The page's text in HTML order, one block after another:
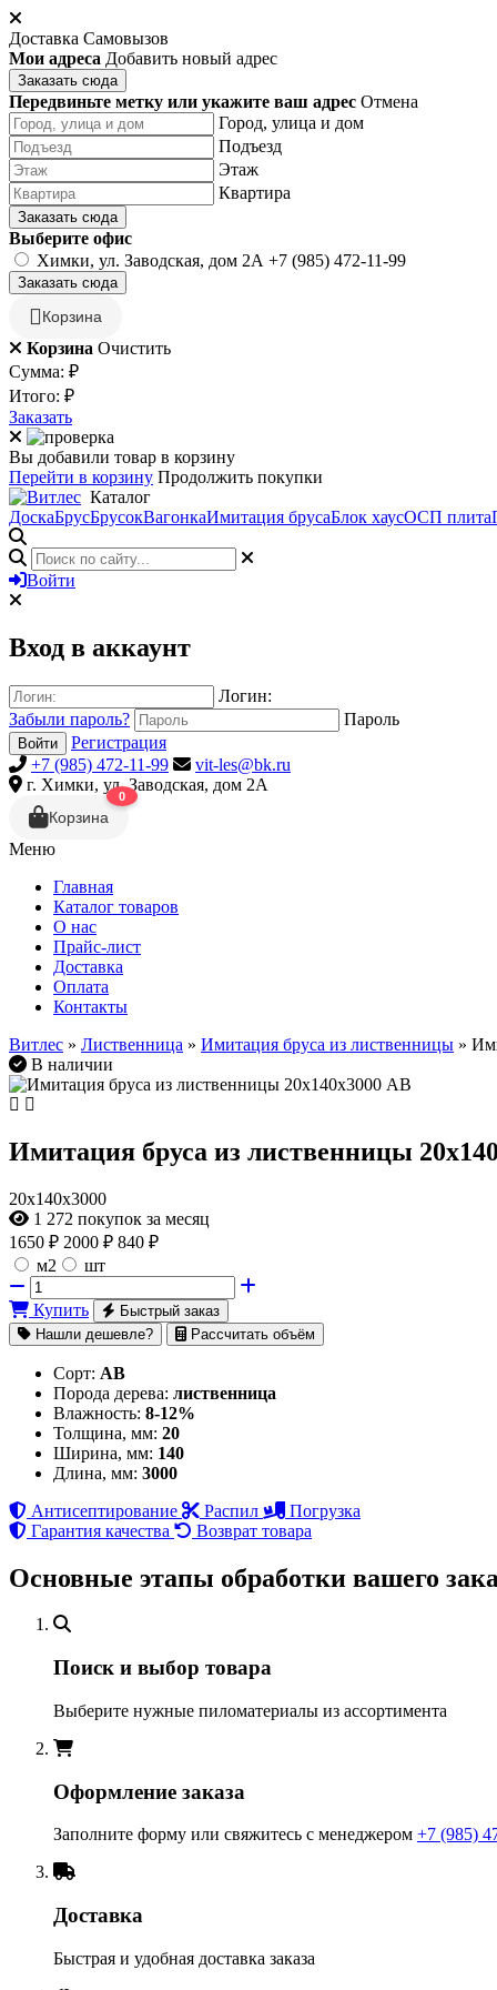
Доставка Самовызов
Мои адреса Добавить новый адрес
Заказать сюда
Передвиньте метку или укажите ваш адрес Отмена
Город, улица и дом
Подъезд
Этаж
Квартира
Заказать сюда
Выберите офис
Химки, ул. Заводская, дом 2А +7 (985) 472-11-99
Заказать сюда
Корзина
Корзина Очистить
Сумма: ₽
Итого: ₽
Заказать
Вы добавили товар в корзину
Перейти в корзину Продолжить покупки
Каталог
ДоскаБрусБрусокВагонкаИмитация брусаБлок хаусОСП плита
Войти
Вход в аккаунт
Логин:
Забыли пароль?
Пароль
Войти
Регистрация
+7 (985) 472-11-99
vit-les@bk.ru
г. Химки, ул. Заводская, дом 2А
Корзина
0
Меню
Главная
Каталог товаров
О нас
Прайс-лист
Доставка
Оплата
Контакты
Витлес » Лиственница » Имитация бруса из лиственницы »
В наличии
Имитация бруса из лиственницы
20х140х3000
1 272 покупок за месяц
1650 ₽ 2000 ₽ 840 ₽
м2
шт
Купить
Быстрый заказ
Нашли дешевле?
Рассчитать объём
Сорт: AB
Порода дерева: лиственница
Влажность: 8-12%
Толщина, мм: 20
Ширина, мм: 140
Длина, мм: 3000
Антисептирование
Распил
Погрузка
Гарантия качества
Возврат товара
Основные этапы обработки вашего
Поиск и выбор товара
Выберите нужные пиломатериалы из ассортимента
Оформление заказа
Заполните форму или свяжитесь с менеджером +7 (985)
Доставка
Быстрая и удобная доставка заказа